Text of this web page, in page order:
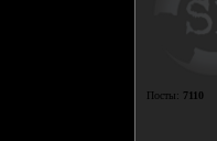
Посты: 7110